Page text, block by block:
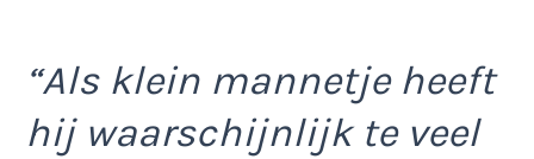
“Als klein mannetje heeft
hij waarschijnlijk te veel